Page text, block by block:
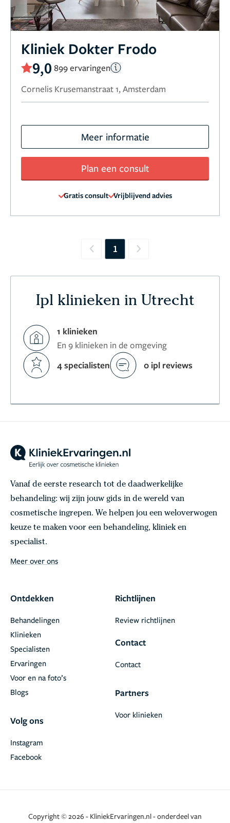
Kliniek Dokter Frodo
9,0 899 ervaringen
Cornelis Krusemanstraat 1, Amsterdam
Meer informatie
Plan een consult
Gratis consult Vrijblijvend advies
Previous
1 Next
Ipl klinieken in Utrecht
1 klinieken
En 9 klinieken in de omgeving
4 specialisten
0 ipl reviews
Vanaf de eerste research tot de daadwerkelijke
behandeling: wij zijn jouw gids in de wereld van
cosmetische ingrepen. We helpen jou een weloverwogen
keuze te maken voor een behandeling, kliniek en
specialist.
Meer over ons
Ontdekken
Behandelingen
Klinieken
Specialisten
Ervaringen
Voor en na foto’s
Blogs
Volg ons
Facebook
Instagram
Richtlijnen
Review richtlijnen
Contact
Contact
Partners
Voor klinieken
Copyright © 2026 - KliniekErvaringen.nl - onderdeel van